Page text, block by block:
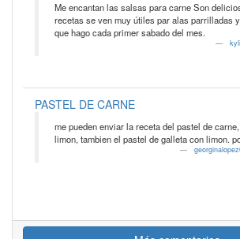
Me encantan las salsas para carne Son
recetas se ven muy útiles par alas parrilladas
que hago cada primer sabado del mes.
PASTEL DE CARNE
me pueden enviar la receta del pastel de
limon, tambien el pastel de galleta con limon.